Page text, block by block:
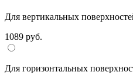
Для вертикальных
1089 руб.
Для горизонтальных